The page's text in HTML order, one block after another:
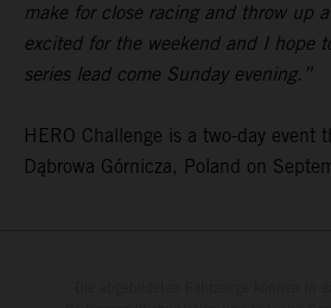
make for close racing and throw up
excited for the weekend and I hope
series lead come Sunday evening.”
HERO Challenge is a two-day event
Dąbrowa Górnicza, Poland on